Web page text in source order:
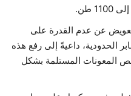
طن.‏
عن عدم القدرة ‏على
الحدودية، داعيةً ‏إلى رفع هذه
‏المعونات المستلمة بشكل